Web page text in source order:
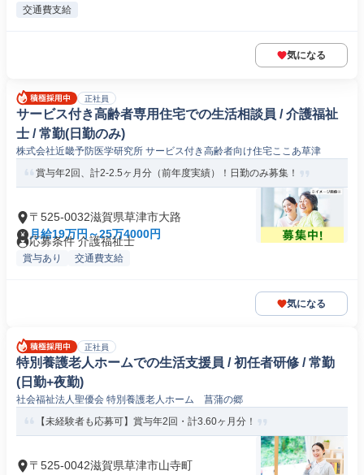
交通費支給
気になる
正社員
サービス付き高齢者専用住宅での生活相談員 / 介護福祉
士 / 常勤(日勤のみ)
株式会社近畿予防医学研究所 サービス付き高齢者向け住宅ここあ草津
賞与年2回、計2-2.5ヶ月分（前年度実績）！日勤のみ募集！
〒525-0032滋賀県草津市大路
月給19万円～25万4000円
応募条件 介護福祉士
賞与あり 交通費支給
気になる
正社員
特別養護老人ホームでの生活支援員 / 初任者研修 / 常勤
(日勤+夜勤)
社会福祉法人聖優会 特別養護老人ホーム 菖蒲の郷
【未経験者も応募可】賞与年2回・計3.60ヶ月分！
〒525-0042滋賀県草津市山寺町